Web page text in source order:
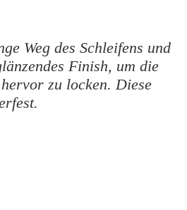
Weg des Schleifens und
Finish, um die
zu locken. Diese